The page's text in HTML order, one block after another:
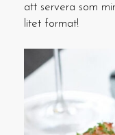
att servera som
litet format!